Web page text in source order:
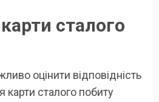
сталого
оцінити відповідність
сталого побиту